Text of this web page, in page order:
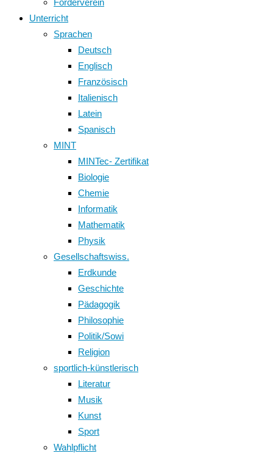
Förderverein
Unterricht
Sprachen
Deutsch
Englisch
Französisch
Italienisch
Latein
Spanisch
MINT
MINTec- Zertifikat
Biologie
Chemie
Informatik
Mathematik
Physik
Gesellschaftswiss.
Erdkunde
Geschichte
Pädagogik
Philosophie
Politik/Sowi
Religion
sportlich-künstlerisch
Literatur
Musik
Kunst
Sport
Wahlpflicht